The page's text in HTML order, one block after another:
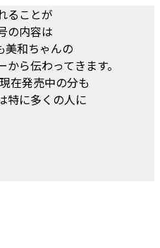
ることが
の内容は
美和ちゃんの
ら伝わってきます。
在発売中の分も
特に多くの人に